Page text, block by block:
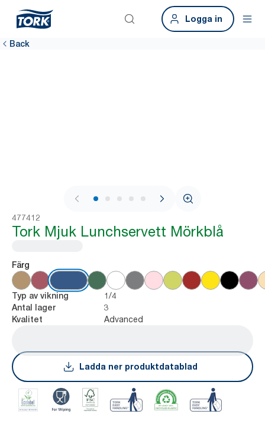
Logga in
Back
1 / 7
477412
Tork Mjuk Lunchservett Mörkblå
Färg
Typ av vikning 1/4
Antal lager 3
Kvalitet Advanced
Ladda ner produktdatablad